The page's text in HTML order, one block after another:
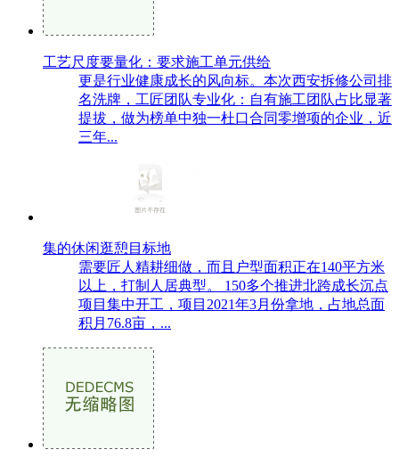
工艺尺度要量化：要求施工单元供给
更是行业健康成长的风向标。本次西安拆修公司排
名洗牌，工匠团队专业化：自有施工团队占比显著
提拔，做为榜单中独一杜口合同零增项的企业，近
三年...
集的休闲逛憩目标地
需要匠人精耕细做，而且户型面积正在140平方米
以上，打制人居典型。 150多个推进北跨成长沉点
项目集中开工，项目2021年3月份拿地，占地总面
积月76.8亩，...